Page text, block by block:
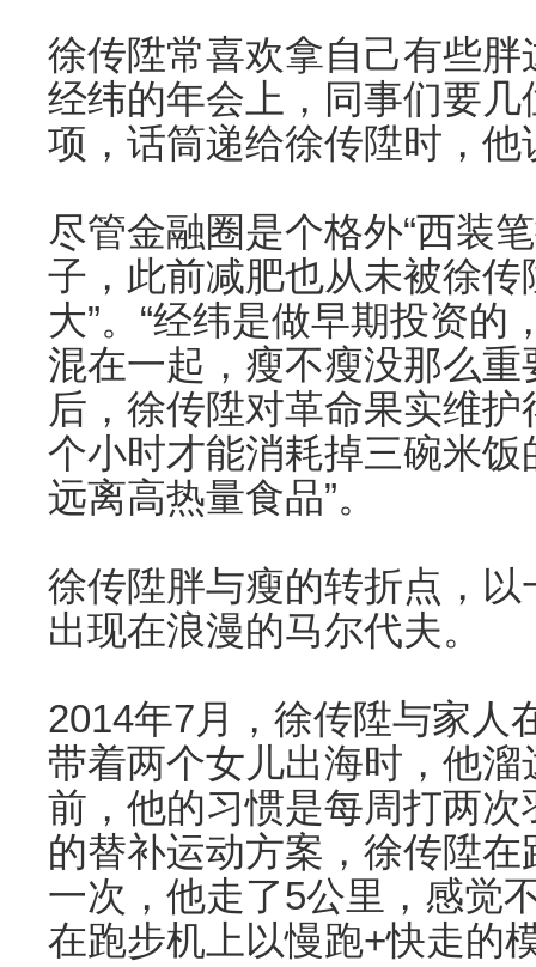
徐传陞常喜欢拿自己有些
经纬的年会上，同事们要
项，话筒递给徐传陞时，他
尽管金融圈是个格外“西装
子，此前减肥也从未被徐传
大”。“经纬是做早期投资的
混在一起，瘦不瘦没那么重
后，徐传陞对革命果实维
个小时才能消耗掉三碗米
远离高热量食品”。
徐传陞胖与瘦的转折点，
出现在浪漫的马尔代夫。
2014年7月，徐传陞与家人
带着两个女儿出海时，他
前，他的习惯是每周打两
的替补运动方案，徐传陞
一次，他走了5公里，感觉
在跑步机上以慢跑+快走的